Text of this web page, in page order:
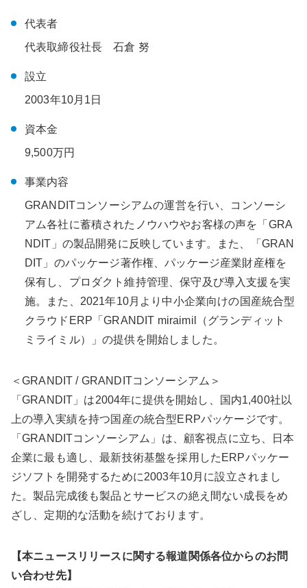
代表者
代表取締役社長 石倉 努
設立
2003年10月1日
資本金
9,500万円
事業内容
GRANDITコンソーシアムの運営を行い、コンソーシ
アム各社に蓄積されたノウハウやお客様の声を「GRA
NDIT」の製品開発に反映しています。また、「GRAN
DIT」のパッケージ著作権、パッケージ産業財産権を
保有し、プロダクト維持管理、保守及び導入支援を実
施。また、2021年10月より中小企業向けの国産統合型
クラウドERP「GRANDIT miraimil（グランディット
ミライミル）」の提供を開始しました。
＜GRANDIT / GRANDITコンソーシアム＞
「GRANDIT」は2004年に提供を開始し、国内1,400社以
上の導入実績を持つ国産の統合型ERPパッケージです。
「GRANDITコンソーシアム」は、顧客視点に立ち、日本
企業に最も適し、最新技術基盤を採用したERPパッケー
ジソフトを開発するために2003年10月に設立されまし
た。製品完成後も製品とサービスの絶え間ない成長をめ
ざし、定期的な活動を続けております。
【本ニュースリリースに関する報道関係各位からのお問
い合わせ先】